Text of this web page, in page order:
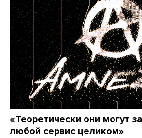
«Теоретически они могут
любой сервис целиком»